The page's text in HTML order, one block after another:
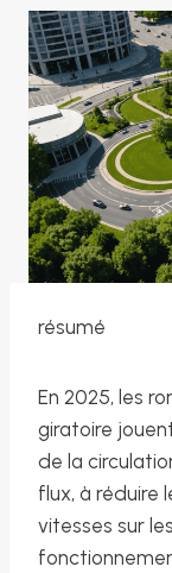
résumé
En 2025, les
giratoire
de la
flux, à réduire
vitesses sur